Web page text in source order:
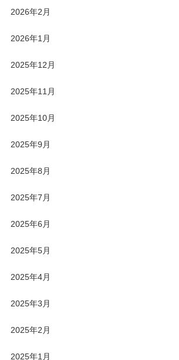
2026年2月
2026年1月
2025年12月
2025年11月
2025年10月
2025年9月
2025年8月
2025年7月
2025年6月
2025年5月
2025年4月
2025年3月
2025年2月
2025年1月